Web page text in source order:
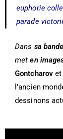
euphorie
parade
Dans sa
met en
Gontcharov et
l’ancien
dessinons